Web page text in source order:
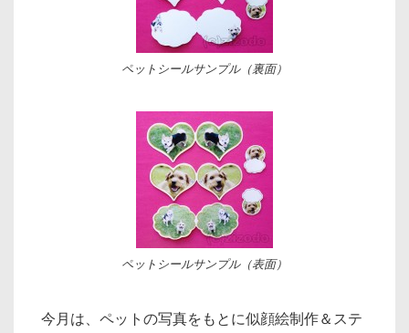
ペットシールサンプル（裏面）
ペットシールサンプル（表面）
今月は、ペットの写真をもとに似顔絵制作＆ステ